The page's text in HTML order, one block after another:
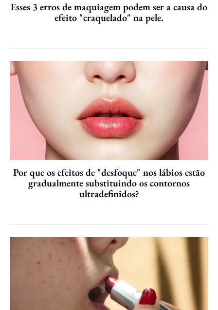
Esses 3 erros de maquiagem podem ser a causa do
efeito "craquelado" na pele.
Por que os efeitos de "desfoque" nos lábios estão
gradualmente substituindo os contornos
ultradefinidos?